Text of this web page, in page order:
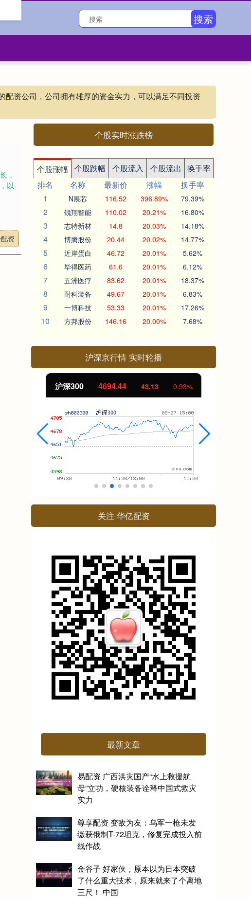
搜索
资公司，公司拥有雄厚的资金实力，可以满足不同投资
，
以
资
个股实时涨跌榜
个股涨幅 个股跌幅 个股流入 个股流出
换手率
排名
名称 最新价 涨幅
换手率
1
N展芯 116.52 396.89% 79.39%
2 锐翔智能 110.02 20.21% 16.80%
3 志特新材 14.8 20.03% 14.18%
4 博腾股份 20.44 20.02% 14.77%
5 近岸蛋白 46.72 20.01% 5.62%
6 毕得医药 61.6 20.01% 6.12%
7 五洲医疗 83.62 20.01% 18.37%
8 耐科装备 49.67 20.01% 6.83%
9 一博科技 53.33 20.01% 17.26%
10 方邦股份 146.16 20.00% 7.68%
沪深京行情 实时轮播
沪深300 4694.44 43.13 0.93%
关注 华亿配资
最新文章
易配资 广西洪灾国产“水上救援航
母”立功，硬核装备诠释中国式救灾
实力
尊享配资 变敌为友：乌军一枪未发
缴获俄制T-72坦克，修复完成投入前
线作战
金谷子 好家伙，原本以为日本突破
了什么重大技术，原来就来了个离地
三尺！ 中国